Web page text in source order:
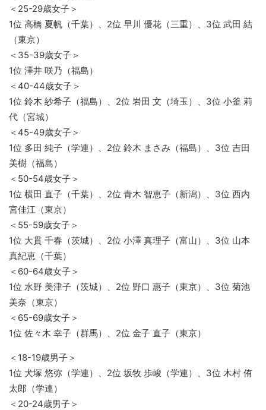
＜25-29歳女子＞
1位 高橋 夏帆（千葉）、2位 早川 優花（三重）、3位 武田 結
（東京）
＜35-39歳女子＞
1位 澤井 咲乃（福島）
＜40-44歳女子＞
1位 鈴木 紗希子（福島）、2位 岩田 文（埼玉）、3位 小釜 莉
代（宮城）
＜45-49歳女子＞
1位 多田 純子（学連）、2位 鈴木 まさみ（福島）、3位 吉田
美樹（福島）
＜50-54歳女子＞
1位 横田 直子（千葉）、2位 青木 智恵子（新潟）、3位 西内
宮佳江（東京）
＜55-59歳女子＞
1位 大貫 千春（茨城）、2位 小澤 真理子（富山）、3位 山本
真紀恵（千葉）
＜60-64歳女子＞
1位 水野 美津子（茨城）、2位 野口 惠子（東京）、3位 菊池
美奈（東京）
＜65-69歳女子＞
1位 佐々木 幸子（群馬）、2位 金子 直子（東京）
＜18-19歳男子＞
1位 犬塚 悠弥（学連）、2位 坂牧 歩峻（学連）、3位 木村 侑
太郎（学連）
＜20-24歳男子＞